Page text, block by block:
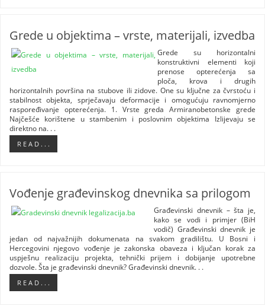
Grede u objektima – vrste, materijali, izvedba
Grede su horizontalni
konstruktivni elementi koji
prenose opterećenja sa
ploča, krova i drugih
horizontalnih površina na stubove ili zidove. One su ključne za čvrstoću i
stabilnost objekta, sprječavaju deformacije i omogućuju ravnomjerno
raspoređivanje opterećenja. 1. Vrste greda Armiranobetonske grede
Najčešće korištene u stambenim i poslovnim objektima Izlijevaju se
direktno na. . .
R E A D . . .
Vođenje građevinskog dnevnika sa prilogom
Građevinski dnevnik – šta je,
kako se vodi i primjer (BiH
vodič) Građevinski dnevnik je
jedan od najvažnijih dokumenata na svakom gradilištu. U Bosni i
Hercegovini njegovo vođenje je zakonska obaveza i ključan korak za
uspješnu realizaciju projekta, tehnički prijem i dobijanje upotrebne
dozvole. Šta je građevinski dnevnik? Građevinski dnevnik. . .
R E A D . . .